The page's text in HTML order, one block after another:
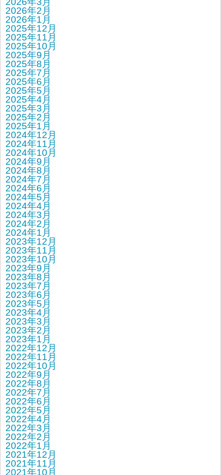
2026年2月
2026年1月
2025年12月
2025年11月
2025年10月
2025年9月
2025年8月
2025年7月
2025年6月
2025年5月
2025年4月
2025年3月
2025年2月
2025年1月
2024年12月
2024年11月
2024年10月
2024年9月
2024年8月
2024年7月
2024年6月
2024年5月
2024年4月
2024年3月
2024年2月
2024年1月
2023年12月
2023年11月
2023年10月
2023年9月
2023年8月
2023年7月
2023年6月
2023年5月
2023年4月
2023年3月
2023年2月
2023年1月
2022年12月
2022年11月
2022年10月
2022年9月
2022年8月
2022年7月
2022年6月
2022年5月
2022年4月
2022年3月
2022年2月
2022年1月
2021年12月
2021年11月
2021年10月